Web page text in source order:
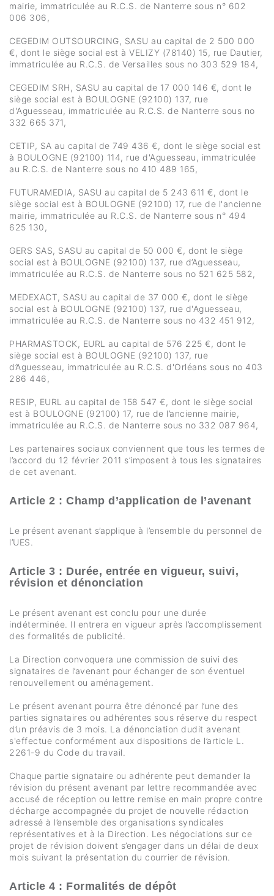
mairie, immatriculée au R.C.S. de Nanterre sous n° 602
006 306,
CEGEDIM OUTSOURCING, SASU au capital de 2 500 000
€, dont le siège social est à VELIZY (78140) 15, rue Dautier,
immatriculée au R.C.S. de Versailles sous no 303 529 184,
CEGEDIM SRH, SASU au capital de 17 000 146 €, dont le
siège social est à BOULOGNE (92100) 137, rue
d'Aguesseau, immatriculée au R.C.S. de Nanterre sous no
332 665 371,
CETIP, SA au capital de 749 436 €, dont le siège social est
à BOULOGNE (92100) 114, rue d'Aguesseau, immatriculée
au R.C.S. de Nanterre sous no 410 489 165,
FUTURAMEDIA, SASU au capital de 5 243 611 €, dont le
siège social est à BOULOGNE (92100) 17, rue de l'ancienne
mairie, immatriculée au R.C.S. de Nanterre sous n° 494
625 130,
GERS SAS, SASU au capital de 50 000 €, dont le siège
social est à BOULOGNE (92100) 137, rue d’Aguesseau,
immatriculée au R.C.S. de Nanterre sous no 521 625 582,
MEDEXACT, SASU au capital de 37 000 €, dont le siège
social est à BOULOGNE (92100) 137, rue d'Aguesseau,
immatriculée au R.C.S. de Nanterre sous no 432 451 912,
PHARMASTOCK, EURL au capital de 576 225 €, dont le
siège social est à BOULOGNE (92100) 137, rue
d’Aguesseau, immatriculée au R.C.S. d'Orléans sous no 403
286 446,
RESIP, EURL au capital de 158 547 €, dont le siège social
est à BOULOGNE (92100) 17, rue de l’ancienne mairie,
immatriculée au R.C.S. de Nanterre sous no 332 087 964,
Les partenaires sociaux conviennent que tous les termes de
l’accord du 12 février 2011 s’imposent à tous les signataires
de cet avenant.
Article 2 : Champ d’application de l’avenant
Le présent avenant s’applique à l’ensemble du personnel de
l’UES.
Article 3 : Durée, entrée en vigueur, suivi,
révision et dénonciation
Le présent avenant est conclu pour une durée
indéterminée. Il entrera en vigueur après l’accomplissement
des formalités de publicité.
La Direction convoquera une commission de suivi des
signataires de l’avenant pour échanger de son éventuel
renouvellement ou aménagement.
Le présent avenant pourra être dénoncé par l’une des
parties signataires ou adhérentes sous réserve du respect
d’un préavis de 3 mois. La dénonciation dudit avenant
s'effectue conformément aux dispositions de l’article L.
2261-9 du Code du travail.
Chaque partie signataire ou adhérente peut demander la
révision du présent avenant par lettre recommandée avec
accusé de réception ou lettre remise en main propre contre
décharge accompagnée du projet de nouvelle rédaction
adressé à l’ensemble des organisations syndicales
représentatives et à la Direction. Les négociations sur ce
projet de révision doivent s’engager dans un délai de deux
mois suivant la présentation du courrier de révision.
Article 4 : Formalités de dépôt